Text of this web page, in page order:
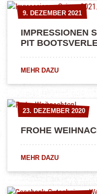
9. DEZEMBER 2021
9. DEZEMBER 2021
IMPRESSIONEN
PIT
MEHR DAZU
23. DEZEMBER 2020
23. DEZEMBER 2020
FROHE
MEHR DAZU